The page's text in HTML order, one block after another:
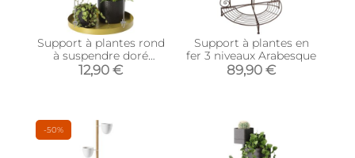
Support à plantes rond
à suspendre doré
(Diamètre de 24 cm)
12,90 €
Support à plantes en
fer 3 niveaux Arabesque
89,90 €
-50%